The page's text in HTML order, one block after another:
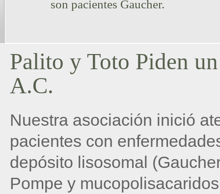
son pacientes Gaucher.
Palito y Toto Piden
A.C.
Nuestra asociación inició
pacientes con
depósito lisosomal
Pompe y